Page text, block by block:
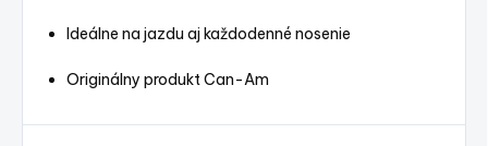
Ideálne na jazdu aj každodenné nosenie
Originálny produkt Can-Am